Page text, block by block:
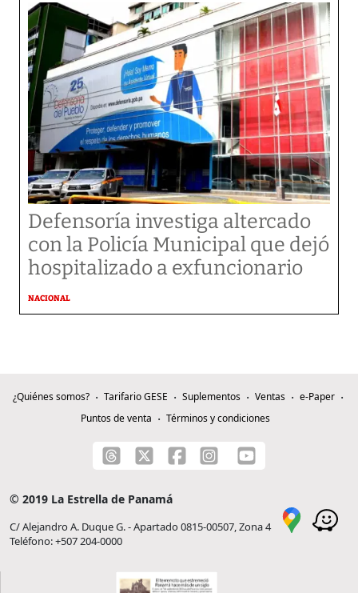
Defensoría investiga altercado
con la Policía Municipal que dejó
hospitalizado a exfuncionario
NACIONAL
¿Quiénes somos? Tarifario GESE Suplementos Ventas
e-Paper
Puntos de venta
Términos y condiciones
© 2019 La Estrella de Panamá
C/ Alejandro A. Duque G. - Apartado 0815-00507, Zona 4
Teléfono: +507 204-0000